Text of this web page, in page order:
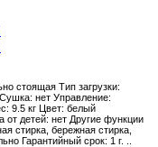
стоящая Тип загрузки:
нет Управление:
9.5 кг Цвет: белый
от детей: нет Другие функции
стирка, бережная стирка,
Гарантийный срок: 1 г. ..